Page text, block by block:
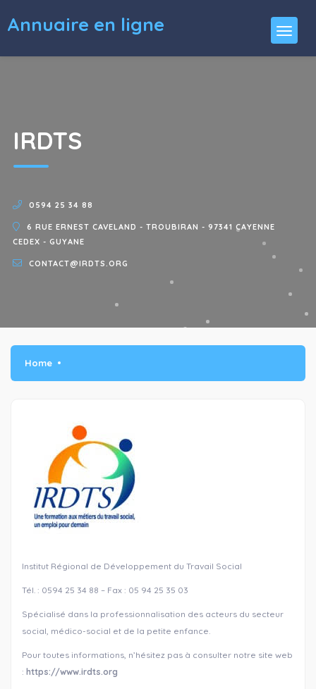
Annuaire en ligne
IRDTS
0594 25 34 88
6 RUE ERNEST CAVELAND - TROUBIRAN - 97341 CAYENNE
CEDEX - GUYANE
CONTACT@IRDTS.ORG
Home
Institut Régional de Développement du Travail Social
Tél. : 0594 25 34 88 – Fax : 05 94 25 35 03
Spécialisé dans la professionnalisation des acteurs du secteur
social, médico-social et de la petite enfance.
Pour toutes informations, n’hésitez pas à consulter notre site web
: https://www.irdts.org